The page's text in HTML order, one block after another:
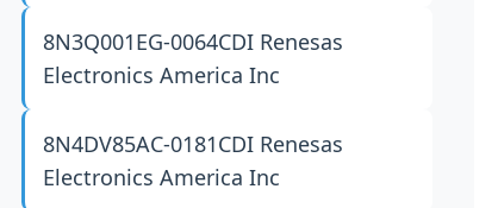
8N3Q001EG-0064CDI Renesas
Electronics America Inc
8N4DV85AC-0181CDI Renesas
Electronics America Inc